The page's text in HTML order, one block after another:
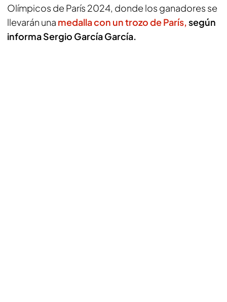
Olímpicos de París 2024, donde los ganadores se
llevarán una medalla con un trozo de París,según
informa Sergio García García.